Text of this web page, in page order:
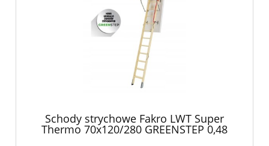
Schody strychowe Fakro LWT Super
Thermo 70x120/280 GREENSTEP 0,48